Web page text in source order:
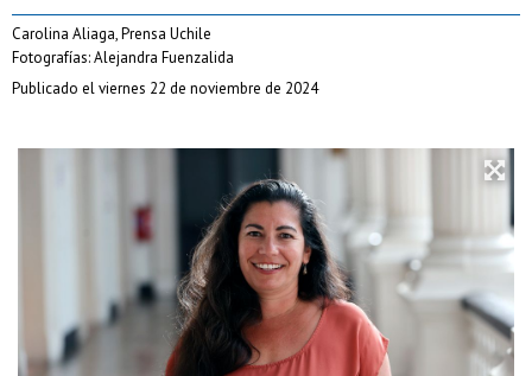
Carolina Aliaga, Prensa Uchile
Fotografías: Alejandra Fuenzalida
Publicado el viernes 22 de noviembre de 2024